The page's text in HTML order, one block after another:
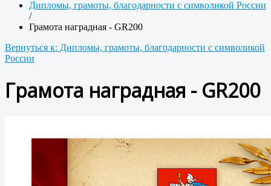
Дипломы, грамоты, благодарности с символикой России
/
Грамота наградная - GR200
Вернуться к: Дипломы, грамоты, благодарности с символикой
России
Грамота наградная - GR200